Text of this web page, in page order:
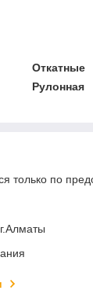
Откатные
Рулонная
только по